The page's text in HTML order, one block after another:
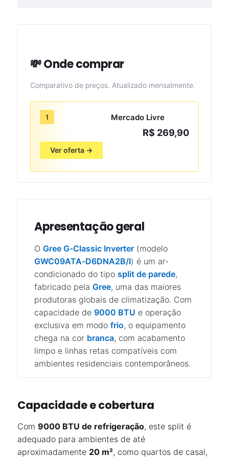
💸 Onde comprar
Comparativo de preços. Atualizado mensalmente.
1 Mercado Livre
R$ 269,90
Ver oferta →
Apresentação geral
O Gree G-Classic Inverter (modelo
GWC09ATA-D6DNA2B/I) é um ar-
condicionado do tipo split de parede,
fabricado pela Gree, uma das maiores
produtoras globais de climatização. Com
capacidade de 9000 BTU e operação
exclusiva em modo frio, o equipamento
chega na cor branca, com acabamento
limpo e linhas retas compatíveis com
ambientes residenciais contemporâneos.
Capacidade e cobertura
Com 9000 BTU de refrigeração, este split é
adequado para ambientes de até
aproximadamente 20 m², como quartos de casal,